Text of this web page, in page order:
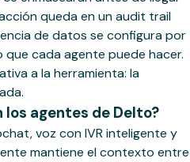
queda en un audit trail
de datos se configura por
que cada agente puede hacer.
a la herramienta: la
los agentes de Delto?
voz con IVR inteligente y
mantiene el contexto entre